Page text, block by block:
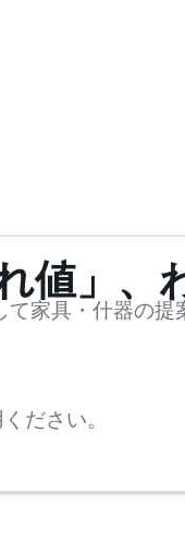
値」、
家具・什器の
ださい。